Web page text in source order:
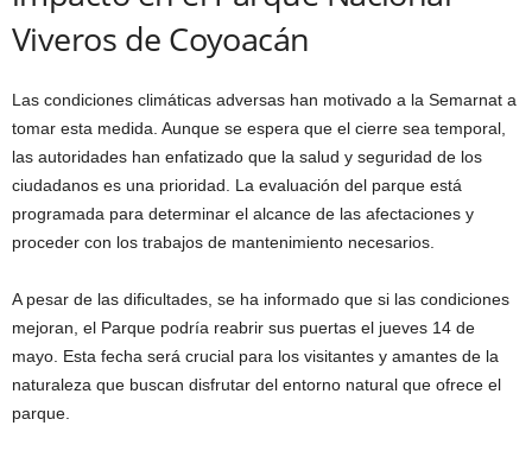
Viveros de Coyoacán
Las condiciones climáticas adversas han motivado a la Semarnat a
tomar esta medida. Aunque se espera que el cierre sea temporal,
las autoridades han enfatizado que la salud y seguridad de los
ciudadanos es una prioridad. La evaluación del parque está
programada para determinar el alcance de las afectaciones y
proceder con los trabajos de mantenimiento necesarios.
A pesar de las dificultades, se ha informado que si las condiciones
mejoran, el Parque podría reabrir sus puertas el jueves 14 de
mayo. Esta fecha será crucial para los visitantes y amantes de la
naturaleza que buscan disfrutar del entorno natural que ofrece el
parque.